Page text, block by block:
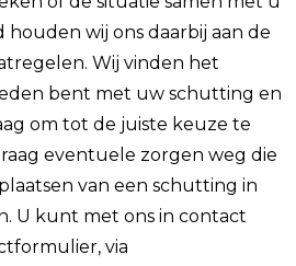
houden wij ons daarbij aan de
Wij vinden het
bent met uw schutting en
om tot de juiste keuze te
eventuele zorgen weg die
van een schutting in
U kunt met ons in contact
via